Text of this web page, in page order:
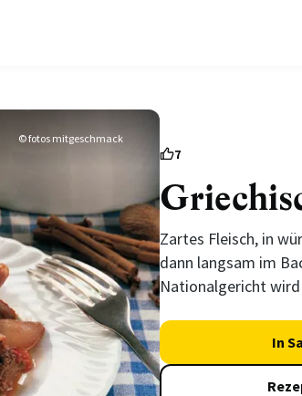
© fotos mitgeschmack
7
Zartes Fleisch, in
dann langsam im
Nationalgericht
In